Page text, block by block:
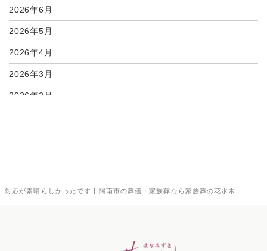
対応が素晴らしかったです | 阿南市の葬儀・家族葬なら家族葬の花水木
2026年6月
2026年5月
2026年4月
2026年3月
2026年2月